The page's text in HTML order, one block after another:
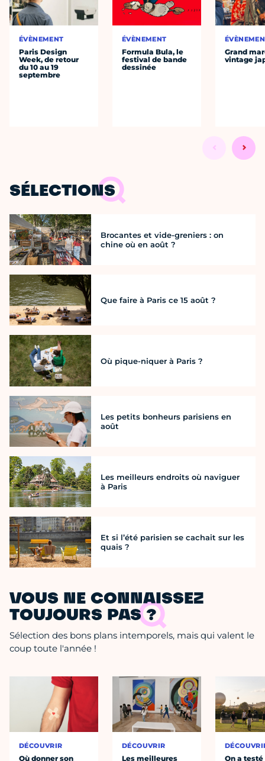
ÉVÈNEMENT
Paris Design
Week, de retour
du 10 au 19
septembre
ÉVÈNEMENT
Formula Bula, le
festival de bande
dessinée
Grand
vintage
SÉLECTIONS
Brocantes et vide-greniers : on
chine où en août ?
Que faire à Paris ce 15 août ?
Où pique-niquer à Paris ?
Les petits bonheurs parisiens en
août
Les meilleurs endroits où naviguer
à Paris
Et si l’été parisien se cachait sur les
quais ?
VOUS NE CONNAISSEZ
TOUJOURS PAS ?
Sélection des bons plans intemporels, mais qui valent le
coup toute l'année !
DÉCOUVRIR
Où donner son
DÉCOUVRIR
Les meilleures
On a testé